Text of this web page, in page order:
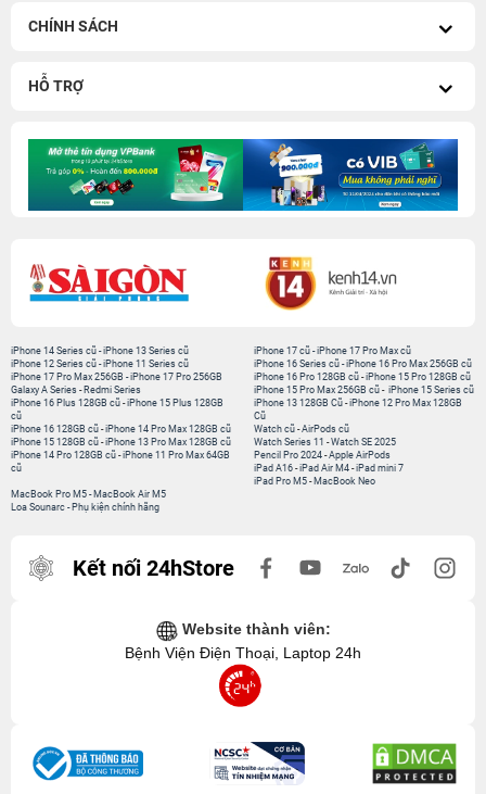
CHÍNH SÁCH
HỖ TRỢ
iPhone 14 Series cũ -iPhone 13 Series cũ
iPhone 12 Series cũ -iPhone 11 Series cũ
iPhone 17 Pro Max 256GB -iPhone 17 Pro 256GB
Galaxy A Series - Redmi Series
iPhone 17 cũ -iPhone 17 Pro Max cũ
iPhone 16 Series cũ - iPhone 16 Pro Max 256GB cũ
iPhone 16 Pro 128GB cũ -iPhone 15 Pro 128GB cũ
iPhone 15 Pro Max 256GB cũ - iPhone 15 Series cũ
iPhone 16 Plus 128GB cũ -iPhone 15 Plus 128GB
cũ
iPhone 16 128GB cũ -iPhone 14 Pro Max 128GB cũ
iPhone 15 128GB cũ -iPhone 13 Pro Max 128GB cũ
iPhone 14 Pro 128GB cũ -iPhone 11 Pro Max 64GB
cũ
iPhone 13 128GB Cũ -iPhone 12 Pro Max 128GB
Cũ
Watch cũ -AirPods cũ
Watch Series 11 -Watch SE 2025
Pencil Pro 2024 -Apple AirPods
iPad A16 -iPad Air M4 -iPad mini 7
iPad Pro M5 - MacBook Neo
MacBook Pro M5 - MacBook Air M5
Loa Sounarc - Phụ kiện chính hãng
Kết nối 24hStore
Website thành viên:
Bệnh Viện Điện Thoại, Laptop 24h